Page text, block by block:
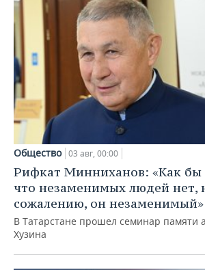
Общество 03 авг, 00:00
Рифкат Минниханов: «Как бы
что незаменимых людей нет,
сожалению, он незаменимый»
В Татарстане прошел семинар памяти
Хузина